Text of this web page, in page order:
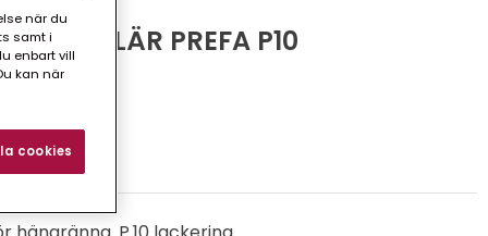
PREFA P10
MM
när du
samt i
enbart vill
kan när
cookies